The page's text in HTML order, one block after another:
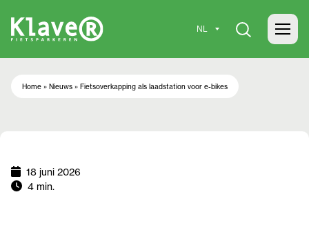
Home » Nieuws » Fietsoverkapping als laadstation voor e-bikes
18 juni 2026
4 min.